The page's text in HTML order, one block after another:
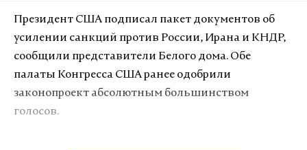
— ABC13 Houston (@abc13houston)2 августа
2017 г.
#BREAKINGExplosion and building collapse at school
in Minneapolis; Rescues underway - Watch LIVE:
https://t.co/mhAqjcEsqJ
Президент США подписал пакет документов об
усилении санкций против России, Ирана и КНДР,
сообщили представители Белого дома. Обе
палаты Конгресса США ранее одобрили
законопроект абсолютным большинством
голосов.